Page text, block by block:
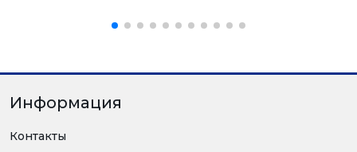
Информация
Контакты